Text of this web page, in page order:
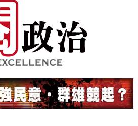
Gov News
多元的政治評論家與專欄作家邀稿合作，
最多元和專業的選擇。